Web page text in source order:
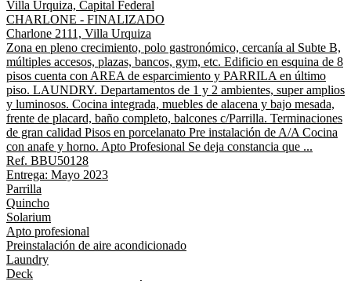
Villa Urquiza, Capital Federal
CHARLONE - FINALIZADO
Charlone 2111, Villa Urquiza
Zona en pleno crecimiento, polo gastronómico, cercanía al Subte B,
múltiples accesos, plazas, bancos, gym, etc. Edificio en esquina de 8
pisos cuenta con AREA de esparcimiento y PARRILA en último
piso. LAUNDRY. Departamentos de 1 y 2 ambientes, super amplios
y luminosos. Cocina integrada, muebles de alacena y bajo mesada,
frente de placard, baño completo, balcones c/Parrilla. Terminaciones
de gran calidad Pisos en porcelanato Pre instalación de A/A Cocina
con anafe y horno. Apto Profesional Se deja constancia que ...
Ref. BBU50128
Entrega: Mayo 2023
Parrilla
Quincho
Solarium
Apto profesional
Preinstalación de aire acondicionado
Laundry
Deck